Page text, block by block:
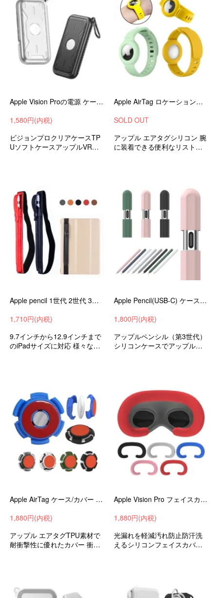
Apple Vision Proの電源 ケース 耐衝撃 カバー 半透明 マット仕様 TPU ソフトケース カラビナ付き アップル VR / AR 耐衝撃ケース
1,580円(内税)
ビジョンプロクリアケースTP
UソフトケースアップルVRケ
Apple AirTag ロケーショントラッカー保護カバー リストバンド 一体型 おしゃれ 交換ベルト
SOLD OUT
アップル エアタグシリコン 腕
に装着できる便利なリストバ
Apple pencil 1世代 2世代 3世代 ケース アップルペンシル 9.7-12.9インチ アイパッド レザー ゴムバンド タッチペン ケースpencil-m12-z90521
1,710円(内税)
9.7インチから12.9インチまで
のiPadサイズに対応 様々なケ
Apple Pencil(USB-C) ケース（第3世代）カバー シリコン ペンを包み込みキズや汚れから守る?グリップ力をUPさせより描きやす
1,800円(内税)
アップルペンシル（第3世代）
シリコンケースでアップルペ
Apple AirTag ケース/カバー TPU+PC 耐衝撃 保護カバー 紛失防止 ロケーショントラッカー保護カバー
1,880円(内税)
アップル エアタグTPU素材で
耐衝撃性に優れたカバー 衝撃
Apple Vision Pro フェイスカバー フェイスクッションカバー シリコン アイマスクパッド アイマスク フェイスマスク
1,880円(内税)
光漏れを軽減汚れ防止防汗洗
えるシリコンフェイスカバー